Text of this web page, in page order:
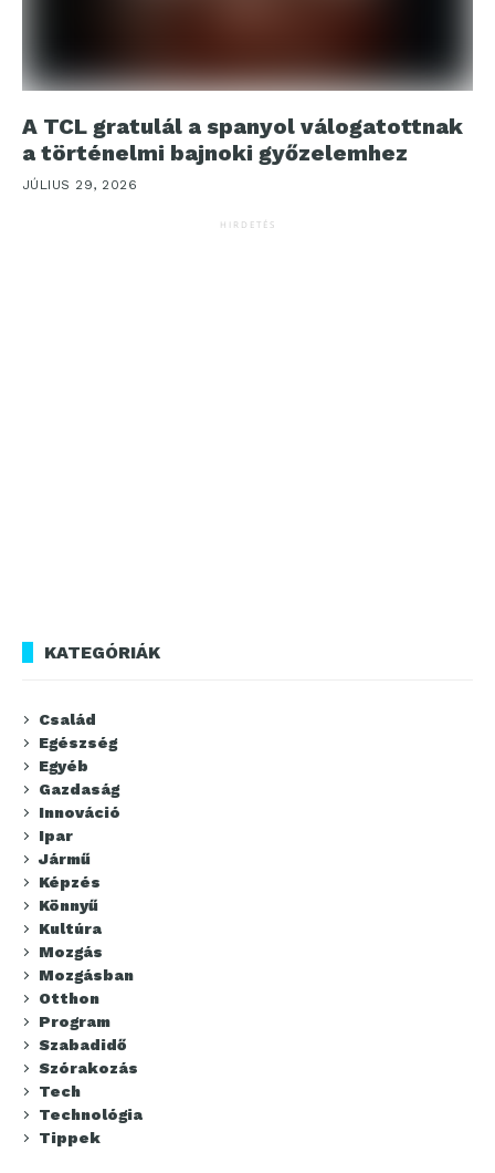
A TCL gratulál a spanyol válogatottnak
a történelmi bajnoki győzelemhez
JÚLIUS 29, 2026
HIRDETÉS
KATEGÓRIÁK
Család
Egészség
Egyéb
Gazdaság
Innováció
Ipar
Jármű
Képzés
Könnyű
Kultúra
Mozgás
Mozgásban
Otthon
Program
Szabadidő
Szórakozás
Tech
Technológia
Tippek